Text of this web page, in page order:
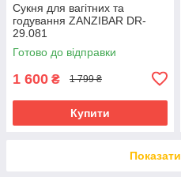
Сукня для вагітних та
годування ZANZIBAR DR-
29.081
Готово до відправки
1 600 ₴ 1 799 ₴
Купити